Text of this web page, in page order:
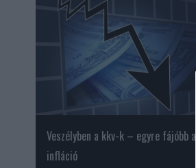
Veszélyben a kkv-k – egyre fájóbb az
infláció